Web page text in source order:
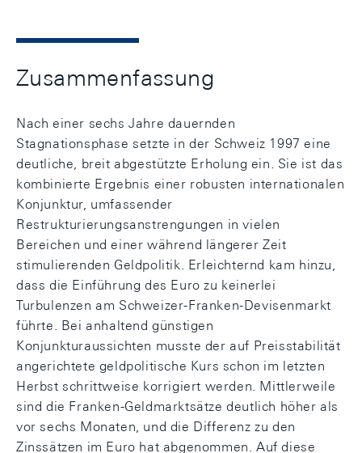
Zusammenfassung
Nach einer sechs Jahre dauernden
Stagnationsphase setzte in der Schweiz 1997 eine
deutliche, breit abgestützte Erholung ein. Sie ist das
kombinierte Ergebnis einer robusten internationalen
Konjunktur, umfassender
Restrukturierungsanstrengungen in vielen
Bereichen und einer während längerer Zeit
stimulierenden Geldpolitik. Erleichternd kam hinzu,
dass die Einführung des Euro zu keinerlei
Turbulenzen am Schweizer-Franken-Devisenmarkt
führte. Bei anhaltend günstigen
Konjunkturaussichten musste der auf Preisstabilität
angerichtete geldpolitische Kurs schon im letzten
Herbst schrittweise korrigiert werden. Mittlerweile
sind die Franken-Geldmarktsätze deutlich höher als
vor sechs Monaten, und die Differenz zu den
Zinssätzen im Euro hat abgenommen. Auf diese